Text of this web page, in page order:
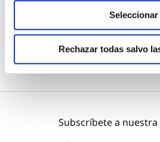
Seleccionar
Rechazar todas salvo
Subscríbete a